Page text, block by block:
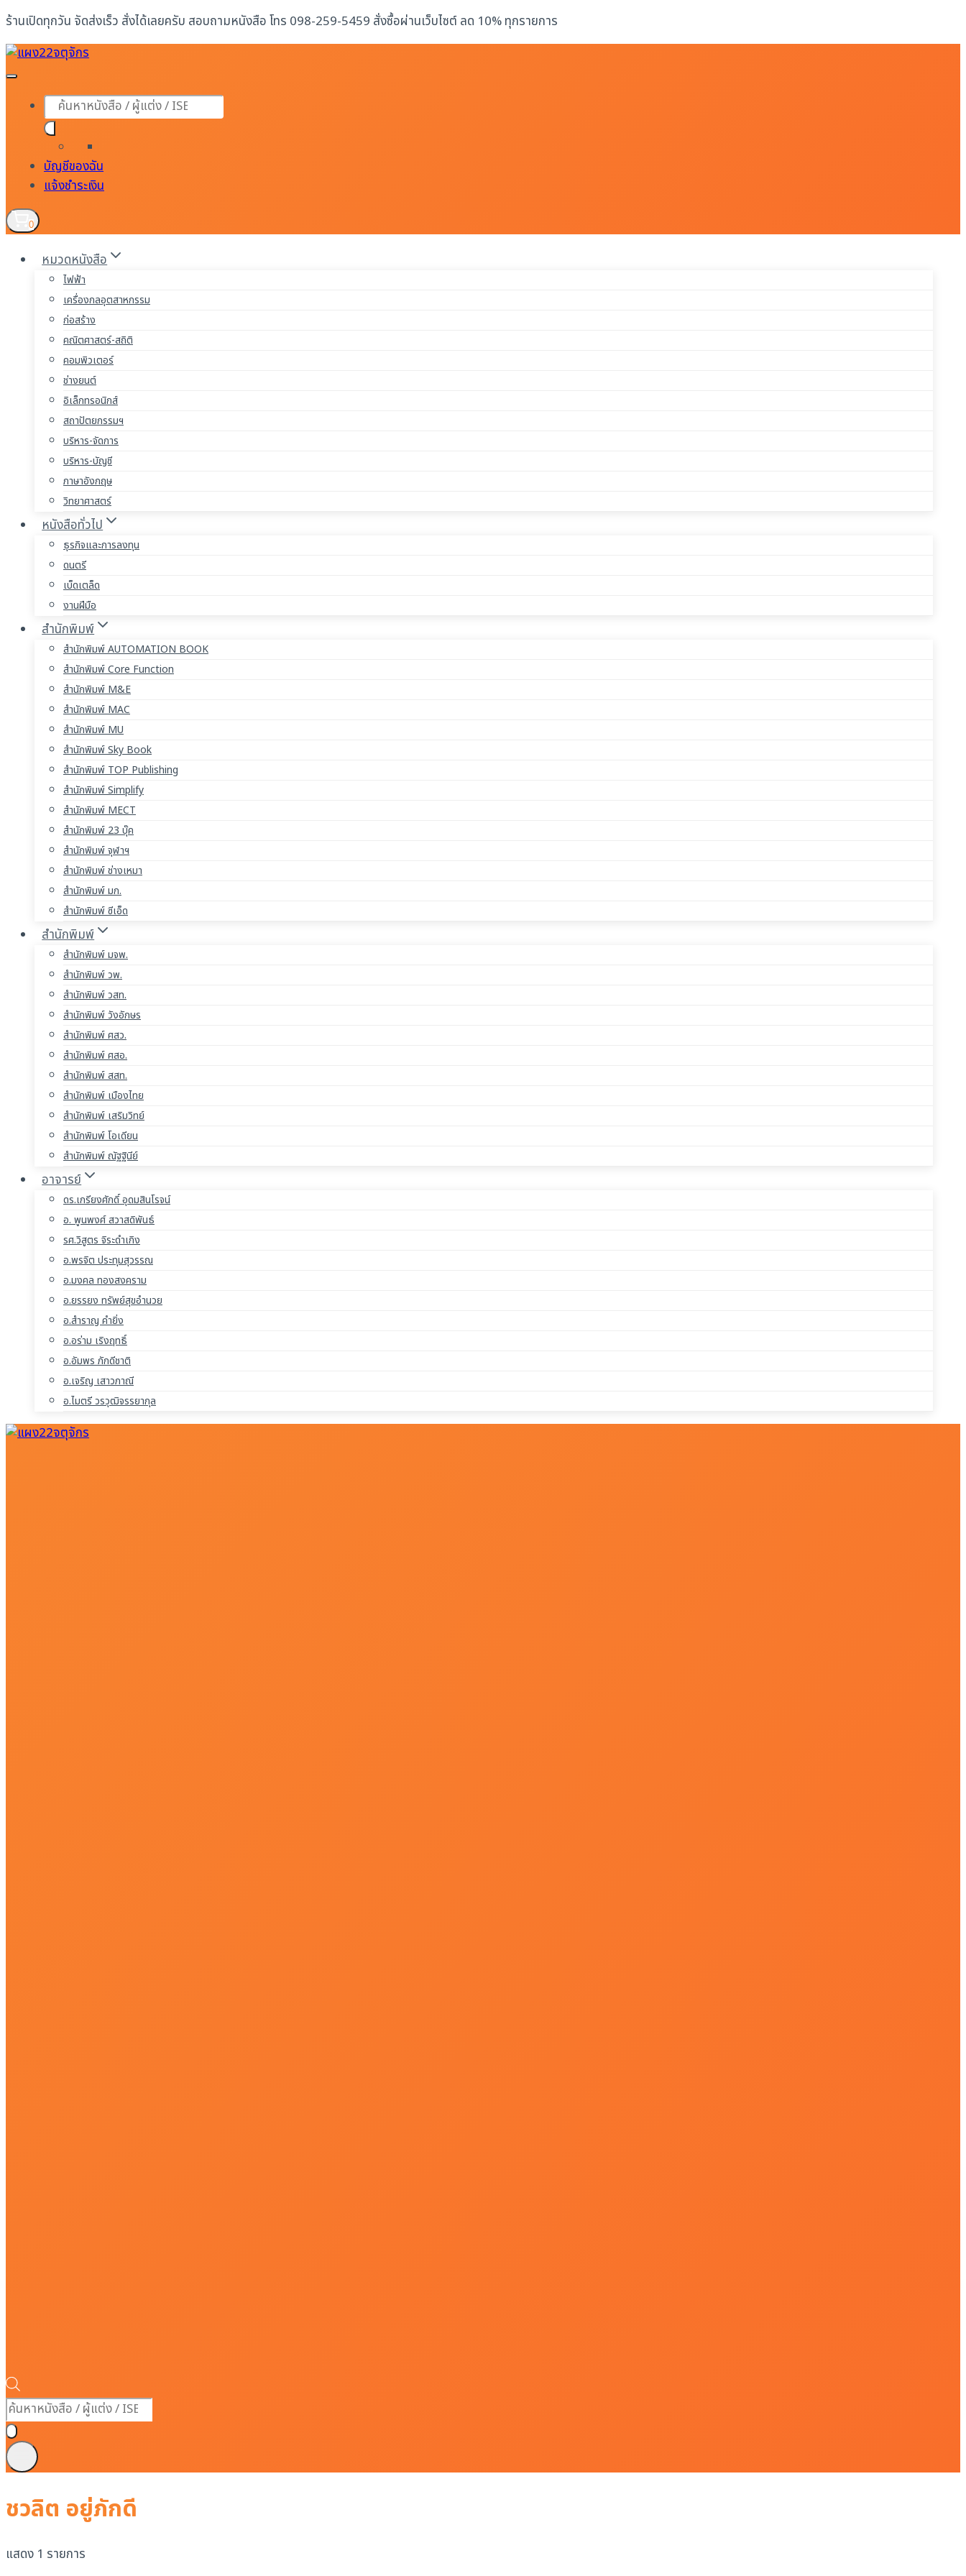
Skip
to
content
ร้านเปิดทุกวัน จัดส่งเร็ว สั่งได้เลยครับ สอบถามหนังสือ โทร 098-259-5459 สั่งซื้อผ่านเว็บไซต์ ลด 10% ทุกรายการ
Products
search
บัญชีของฉัน
แจ้งชำระเงิน
0
หมวดหนังสือ
ไฟฟ้า
เครื่องกลอุตสาหกรรม
ก่อสร้าง
คณิตศาสตร์-สถิติ
คอมพิวเตอร์
ช่างยนต์
อิเล็กทรอนิกส์
สถาปัตยกรรมฯ
บริหาร-จัดการ
บริหาร-บัญชี
ภาษาอังกฤษ
วิทยาศาสตร์
หนังสือทั่วไป
ธุรกิจและการลงทุน
ดนตรี
เบ็ดเตล็ด
งานฝีมือ
สำนักพิมพ์
สำนักพิมพ์ AUTOMATION BOOK
สำนักพิมพ์ Core Function
สำนักพิมพ์ M&E
สำนักพิมพ์ MAC
สำนักพิมพ์ MU
สำนักพิมพ์ Sky Book
สำนักพิมพ์ TOP Publishing
สำนักพิมพ์ Simplify
สำนักพิมพ์ MECT
สำนักพิมพ์ 23 บุ๊ค
สำนักพิมพ์ จุฬาฯ
สำนักพิมพ์ ช่างเหมา
สำนักพิมพ์ มก.
สำนักพิมพ์ ซีเอ็ด
สำนักพิมพ์
สำนักพิมพ์ มจพ.
สำนักพิมพ์ วพ.
สำนักพิมพ์ วสท.
สำนักพิมพ์ วังอักษร
สำนักพิมพ์ ศสว.
สำนักพิมพ์ ศสอ.
สำนักพิมพ์ สสท.
สำนักพิมพ์ เมืองไทย
สำนักพิมพ์ เสริมวิทย์
สำนักพิมพ์ โอเดียน
สำนักพิมพ์ ณัฐฐินีย์
อาจารย์
ดร.เกรียงศักดิ์ อุดมสินโรจน์
อ. พูนพงศ์ สวาสดิพันธ์
รศ.วิสูตร จิระดำเกิง
อ.พรจิต ประทุมสุวรรณ
อ.มงคล ทองสงคราม
อ.ยรรยง ทรัพย์สุขอำนวย
อ.สำราญ คำยิ่ง
อ.อร่าม เริงฤทธิ์
อ.อัมพร ภักดีชาติ
อ.เจริญ เสาวภาณี
อ.ไมตรี วรวุฒิจรรยากุล
Products
search
ชวลิต อยู่ภักดี
แสดง 1 รายการ